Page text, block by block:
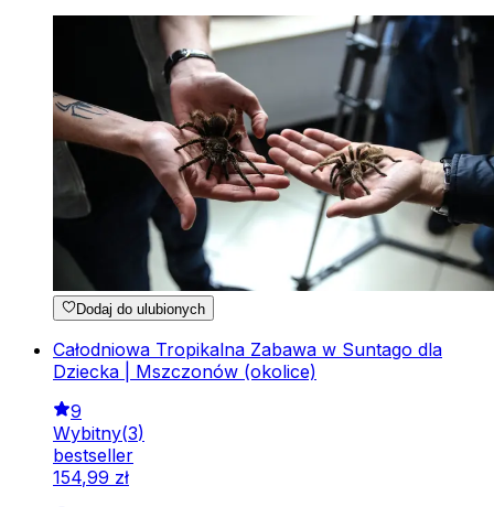
Dodaj do ulubionych
Całodniowa Tropikalna Zabawa w Suntago dla
Dziecka | Mszczonów (okolice)
9
Wybitny(3)
bestseller
154,99 zł